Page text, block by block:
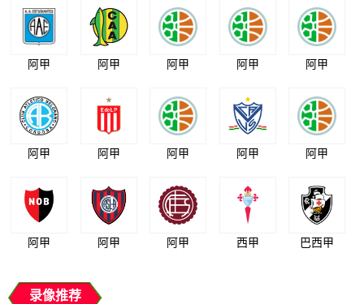
阿甲 阿甲 阿甲 阿甲 阿甲
阿甲 阿甲 阿甲 阿甲 阿甲
阿甲 阿甲 阿甲 西甲 巴西甲
录像推荐